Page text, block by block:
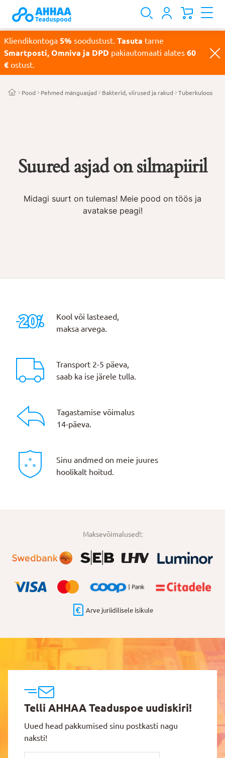
Kliendikontoga 5% soodustust. Tasuta tarne
Smartposti, Omniva ja DPD pakiautomaati alates 60
€ ostust.
Pood Pehmed mänguasjad Bakterid, viirused ja rakud Tuberkuloos
Suured asjad on silmapiiril
Midagi suurt on tulemas! Meie pood on töös ja
avatakse peagi!
Kool või lasteaed,
maksa arvega.
Transport 2-5 päeva,
saab ka ise järele tulla.
Tagastamise võimalus
14-päeva.
Sinu andmed on meie juures
hoolikalt hoitud.
Maksevõimalused!:
Arve juriidilisele isikule
Telli AHHAA Teaduspoe uudiskiri!
Uued head pakkumised sinu postkasti nagu
naksti!